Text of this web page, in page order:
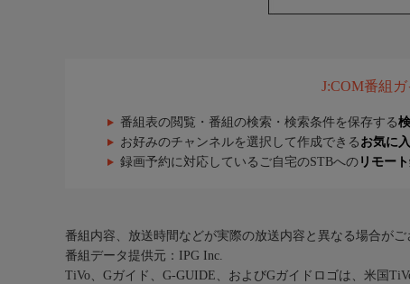
J:COM番組
番組表の閲覧・番組の検索・検索条件を保存する
お好みのチャンネルを選択して作成できる お気に
録画予約に対応しているご自宅のSTBへの リモー
番組内容、放送時間などが実際の放送内容と異なる場合がご
番組データ提供元：IPG Inc.
TiVo、Gガイド、G-GUIDE、およびGガイドロゴは、米国